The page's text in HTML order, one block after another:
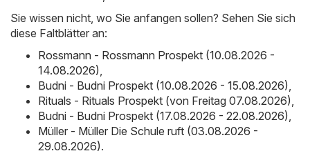
Sie wissen nicht, wo Sie anfangen sollen? Sehen Sie sich
diese Faltblätter an:
Rossmann - Rossmann Prospekt (10.08.2026 -
14.08.2026)
Budni - Budni Prospekt (10.08.2026 - 15.08.2026)
Rituals - Rituals Prospekt (von Freitag 07.08.2026)
Budni - Budni Prospekt (17.08.2026 - 22.08.2026)
Müller - Müller Die Schule ruft (03.08.2026 -
29.08.2026).